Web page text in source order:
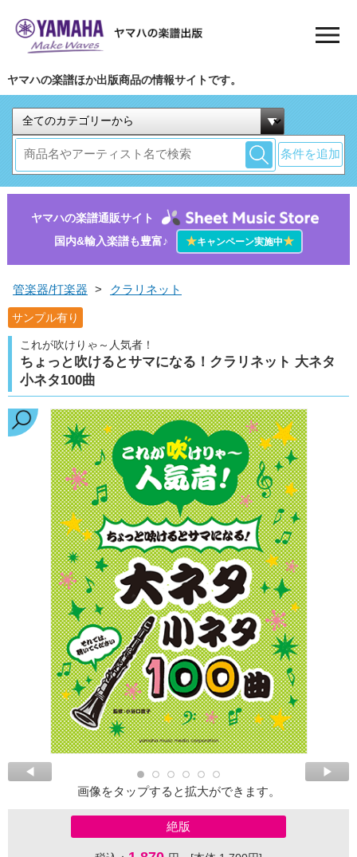
ヤマハの楽譜ほか出版商品の情報サイトです。
条件を追加
ヤマハの楽譜通販サイト
国内&輸入楽譜も豊富♪
★キャンペーン実施中★
管楽器/打楽器 > クラリネット
サンプル有り
これが吹けりゃ～人気者！
ちょっと吹けるとサマになる！クラリネット 大ネタ
小ネタ100曲
画像をタップすると拡大ができます。
絶版